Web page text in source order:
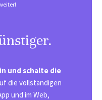
und schalte die
die vollständigen
und im Web,